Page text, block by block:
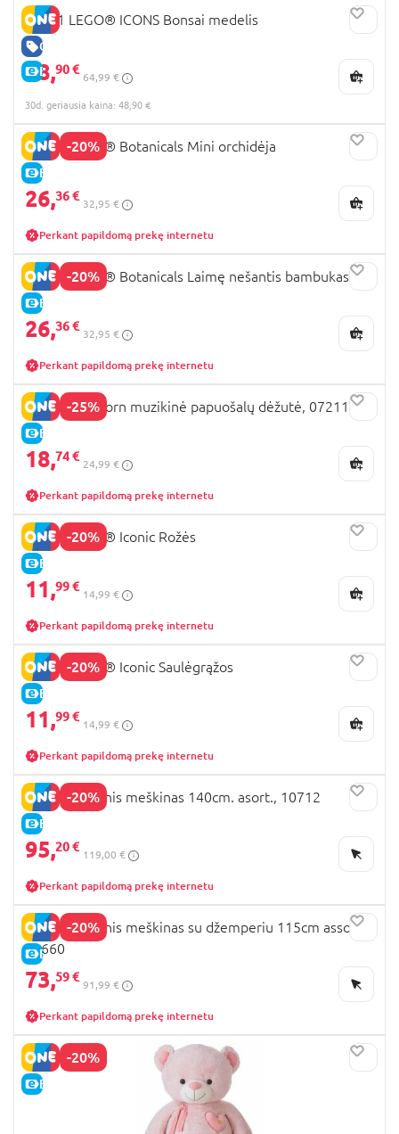
GERA KAINA
E-KAINA
10281 LEGO® ICONS Bonsai medelis
48,90 €
64,99 €
30d. geriausia kaina: 48,90 €
-20%
E-KAINA
10343 LEGO® Botanicals Mini orchidėja
26,36 €
32,95 €
Perkant papildomą prekę internetu
-20%
E-KAINA
10344 LEGO® Botanicals Laimę nešantis bambukas
26,36 €
32,95 €
Perkant papildomą prekę internetu
-25%
E-KAINA
TOTUM Unicorn muzikinė papuošalų dėžutė, 072114
18,74 €
24,99 €
Perkant papildomą prekę internetu
-20%
E-KAINA
40460 LEGO® Iconic Rožės
11,99 €
14,99 €
Perkant papildomą prekę internetu
-20%
E-KAINA
40524 LEGO® Iconic Saulėgrąžos
11,99 €
14,99 €
Perkant papildomą prekę internetu
-20%
E-KAINA
LLOPIS pliušinis meškinas 140cm. asort., 10712
95,20 €
119,00 €
Perkant papildomą prekę internetu
-20%
E-KAINA
LLOPIS pliušinis meškinas su džemperiu 115cm assort,
10660
73,59 €
91,99 €
Perkant papildomą prekę internetu
-20%
E-KAINA